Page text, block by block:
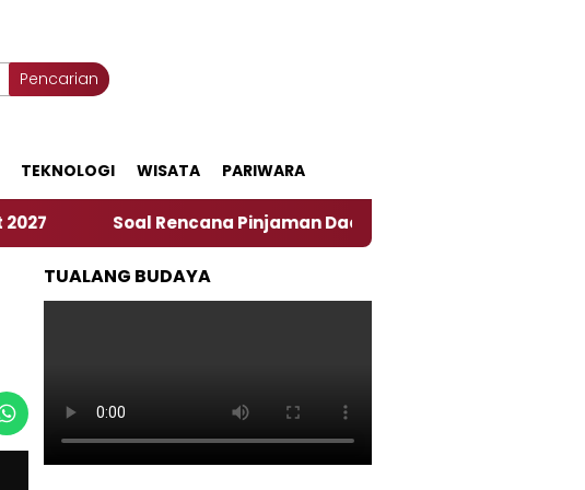
Pencarian
TEKNOLOGI WISATA PARIWARA
‎Soal Rencana Pinjaman Daerah Pemkab Jember, Ini Kata
TUALANG BUDAYA